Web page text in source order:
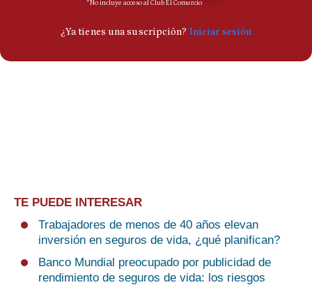
TE PUEDE INTERESAR
Trabajadores de menos de 40 años elevan
inversión en seguros de vida, ¿qué planifican?
Banco Mundial preocupado por publicidad de
rendimiento de seguros de vida: los riesgos